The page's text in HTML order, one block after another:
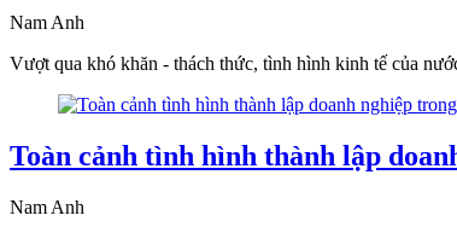
Nam Anh
Vượt qua khó khăn - thách thức, tình hình kinh tế của
Toàn cảnh tình hình thành lập
Nam Anh